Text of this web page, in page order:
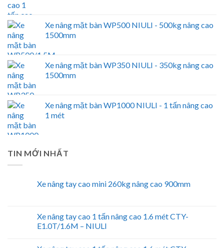
Xe nâng mặt bàn WP500 NIULI - 500kg nâng cao
1500mm
Xe nâng mặt bàn WP350 NIULI - 350kg nâng cao
1500mm
Xe nâng mặt bàn WP1000 NIULI - 1 tấn nâng cao
1 mét
TIN MỚI NHẤT
Xe nâng tay cao mini 260kg nâng cao 900mm
Xe nâng tay cao 1 tấn nâng cao 1.6 mét CTY-
E1.0T/1.6M – NIULI